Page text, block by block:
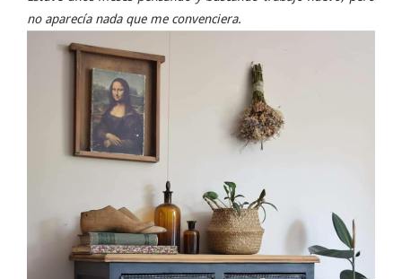
no aparecía nada que me convenciera.